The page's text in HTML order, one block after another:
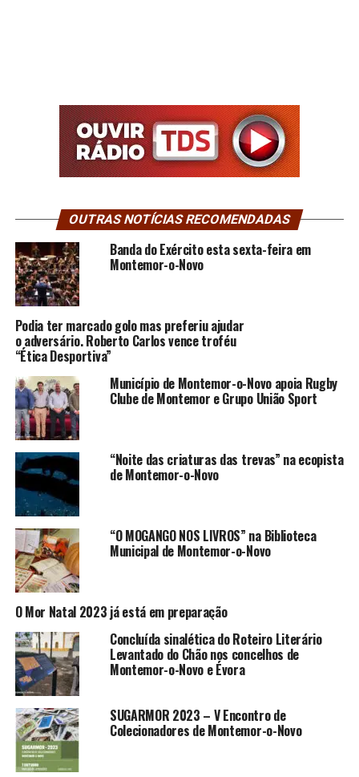
OUTRAS NOTÍCIAS RECOMENDADAS
Banda do Exército esta sexta-feira em
Montemor-o-Novo
Podia ter marcado golo mas preferiu ajudar
o adversário. Roberto Carlos vence troféu
“Ética Desportiva”
Município de Montemor-o-Novo apoia Rugby
Clube de Montemor e Grupo União Sport
“Noite das criaturas das trevas” na ecopista
de Montemor-o-Novo
“O MOGANGO NOS LIVROS” na Biblioteca
Municipal de Montemor-o-Novo
O Mor Natal 2023 já está em preparação
Concluída sinalética do Roteiro Literário
Levantado do Chão nos concelhos de
Montemor-o-Novo e Évora
SUGARMOR 2023 – V Encontro de
Colecionadores de Montemor-o-Novo